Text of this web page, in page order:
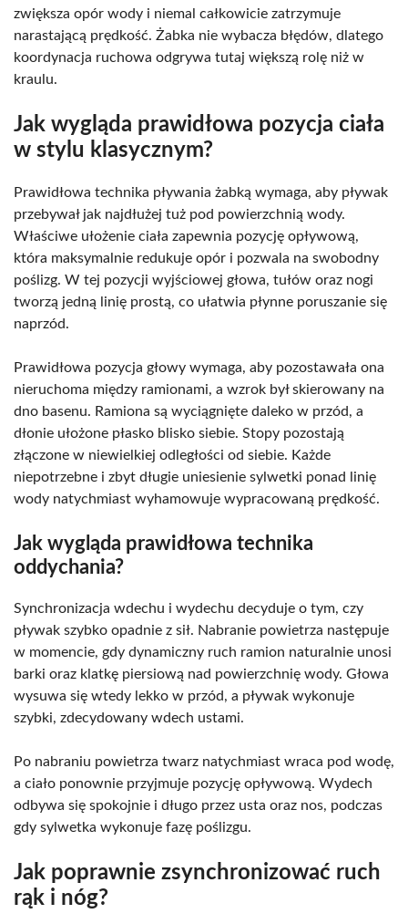
zwiększa opór wody i niemal całkowicie zatrzymuje
narastającą prędkość. Żabka nie wybacza błędów, dlatego
koordynacja ruchowa odgrywa tutaj większą rolę niż w
kraulu.
Jak wygląda prawidłowa pozycja ciała
w stylu klasycznym?
Prawidłowa technika pływania żabką wymaga, aby pływak
przebywał jak najdłużej tuż pod powierzchnią wody.
Właściwe ułożenie ciała zapewnia pozycję opływową,
która maksymalnie redukuje opór i pozwala na swobodny
poślizg. W tej pozycji wyjściowej głowa, tułów oraz nogi
tworzą jedną linię prostą, co ułatwia płynne poruszanie się
naprzód.
Prawidłowa pozycja głowy wymaga, aby pozostawała ona
nieruchoma między ramionami, a wzrok był skierowany na
dno basenu. Ramiona są wyciągnięte daleko w przód, a
dłonie ułożone płasko blisko siebie. Stopy pozostają
złączone w niewielkiej odległości od siebie. Każde
niepotrzebne i zbyt długie uniesienie sylwetki ponad linię
wody natychmiast wyhamowuje wypracowaną prędkość.
Jak wygląda prawidłowa technika
oddychania?
Synchronizacja wdechu i wydechu decyduje o tym, czy
pływak szybko opadnie z sił. Nabranie powietrza następuje
w momencie, gdy dynamiczny ruch ramion naturalnie unosi
barki oraz klatkę piersiową nad powierzchnię wody. Głowa
wysuwa się wtedy lekko w przód, a pływak wykonuje
szybki, zdecydowany wdech ustami.
Po nabraniu powietrza twarz natychmiast wraca pod wodę,
a ciało ponownie przyjmuje pozycję opływową. Wydech
odbywa się spokojnie i długo przez usta oraz nos, podczas
gdy sylwetka wykonuje fazę poślizgu.
Jak poprawnie zsynchronizować ruch
rąk i nóg?